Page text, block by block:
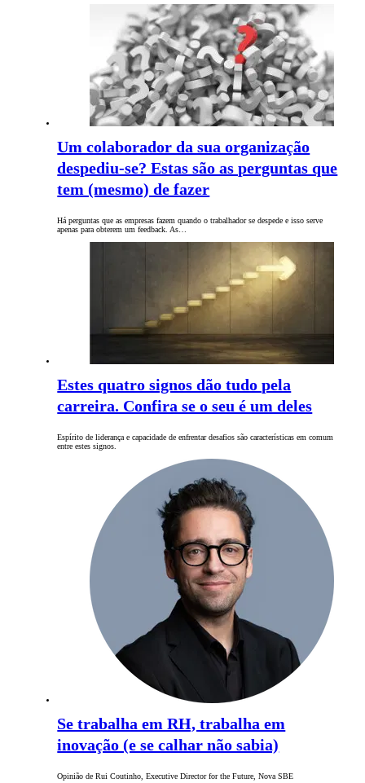
Um colaborador da sua organização
despediu-se? Estas são as perguntas que
tem (mesmo) de fazer
Há perguntas que as empresas fazem quando o trabalhador se despede e isso serve
apenas para obterem um feedback. As…
Estes quatro signos dão tudo pela
carreira. Confira se o seu é um deles
Espírito de liderança e capacidade de enfrentar desafios são características em comum
entre estes signos.
Se trabalha em RH, trabalha em
inovação (e se calhar não sabia)
Opinião de Rui Coutinho, Executive Director for the Future, Nova SBE